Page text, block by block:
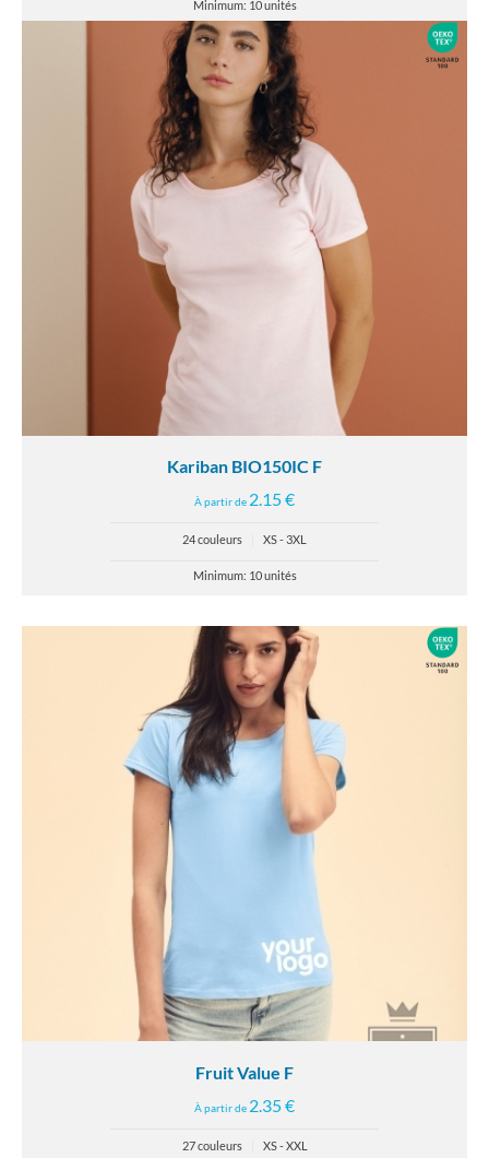
Minimum: 10 unités
Kariban BIO150IC F
À partir de 2.15 €
24 couleurs XS - 3XL
Minimum: 10 unités
Fruit Value F
À partir de 2.35 €
27 couleurs XS - XXL